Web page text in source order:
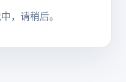
，请稍后。